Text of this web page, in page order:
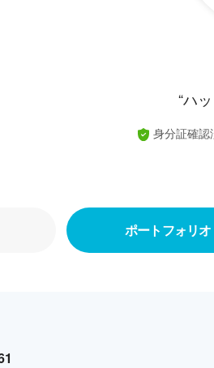
“ハ
身分証確認
ポートフォリオ